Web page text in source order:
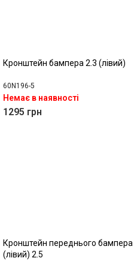
Кронштейн бампера 2.3 (лівий)
60N196-5
Немає в наявності
1295 грн
Кронштейн переднього бампера
(лівий) 2.5